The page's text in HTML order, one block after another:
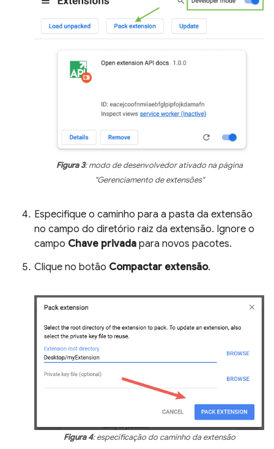
Figura 3: modo de desenvolvedor ativado na página
"Gerenciamento de extensões"
Especifique o caminho para a pasta da extensão
no campo do diretório raiz da extensão. Ignore o
campo Chave privada para novos pacotes.
Clique no botão Compactar extensão.
Figura 4: especificação do caminho da extensão